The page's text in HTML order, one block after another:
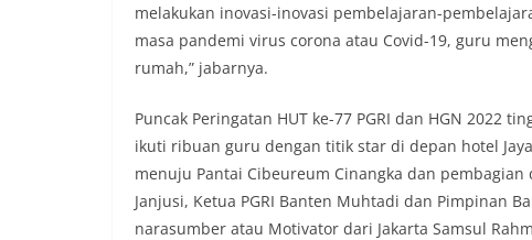
melakukan inovasi-inovasi pembelajaran-
masa pandemi virus corona atau Covid-19, guru
rumah,” jabarnya.
Puncak Peringatan HUT ke-77 PGRI dan HGN 2022
ikuti ribuan guru dengan titik star di depan hotel
menuju Pantai Cibeureum Cinangka dan
Janjusi, Ketua PGRI Banten Muhtadi dan Pimpinan
narasumber atau Motivator dari Jakarta Samsul